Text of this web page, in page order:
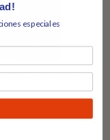
especiales